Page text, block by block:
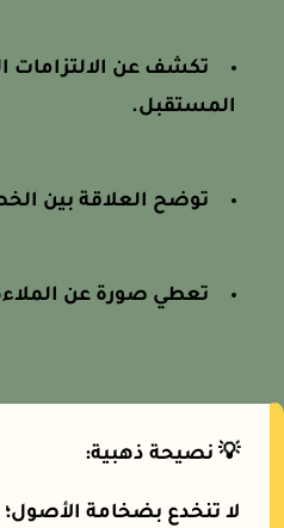
تكشف عن الالتزامات
المستقبل.
توضح العلاقة بين
تعطي صورة عن الملاءة
💡 نصيحة ذهبية:
لا تنخدع بضخامة الأصول؛